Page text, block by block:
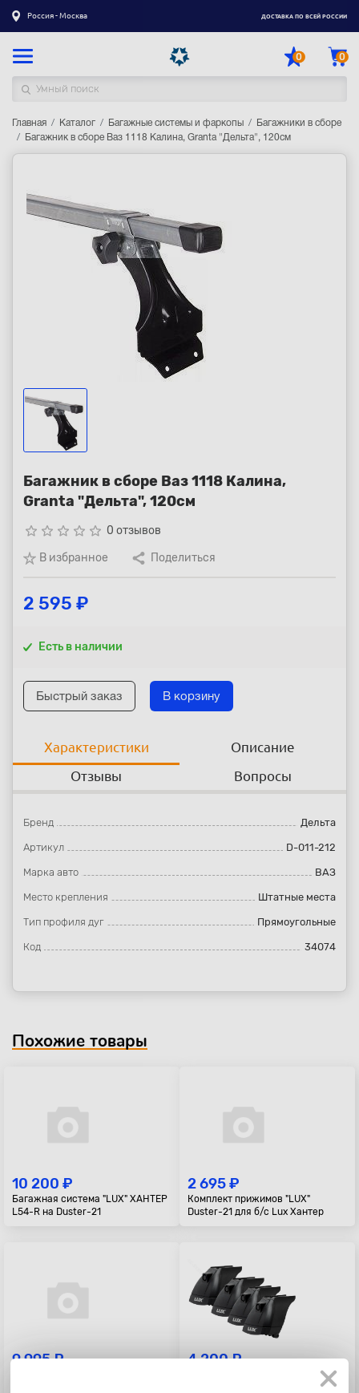
Россия - Москва ДОСТАВКА ПО ВСЕЙ РОССИИ
0 0
Каталог товаров
Оплата
Оптовым и корпоративным клиентам
+7 (800) 250-15-01
Главная Каталог Багажные системы и фаркопы
Багажники в сборе
Багажник в сборе Ваз 1118 Калина, Granta "Дельта", 120см
Багажник в сборе Ваз 1118 Калина,
Granta "Дельта", 120см
star_border star_border star_border star_border star_border 0 отзывов
В избранное
Поделиться
2 595 ₽
Есть в наличии
Быстрый заказ В корзину
Характеристики
Описание
Отзывы
Вопросы
Бренд Дельта
Артикул D-011-212
Марка авто ВАЗ
Место крепления Штатные места
Тип профиля дуг Прямоугольные
Код 34074
Похожие товары
10 200 ₽
Багажная система "LUX" ХАНТЕР
L54-R на Duster-21
2 695 ₽
Комплект прижимов "LUX"
Duster-21 для б/с Lux Хантер
9 995 ₽ 4 200 ₽